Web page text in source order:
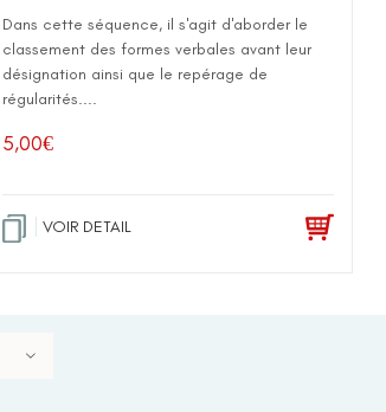
Dans cette séquence, il s'agit d'aborder le
classement des formes verbales avant leur
désignation ainsi que le repérage de
régularités....
5,00€
VOIR DETAIL